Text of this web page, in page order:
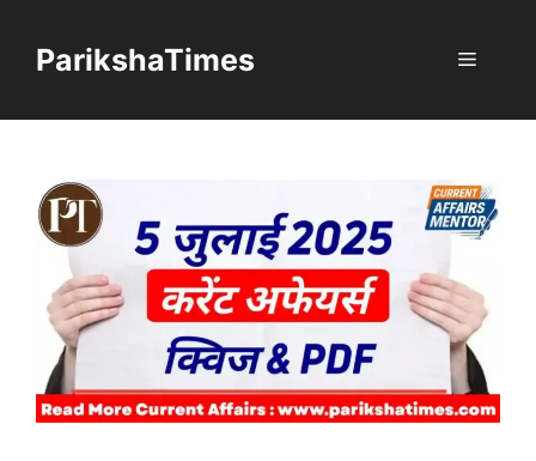
contentParikshaTimes Menu